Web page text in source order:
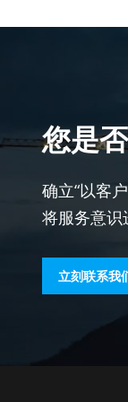
您是
确立“以客
将服务意
立刻联系我